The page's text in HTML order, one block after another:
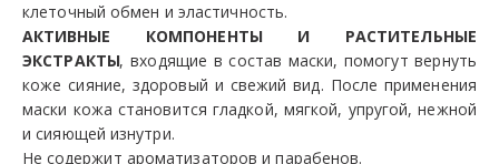
клеточный обмен и эластичность.
АКТИВНЫЕ КОМПОНЕНТЫ И РАСТИТЕЛЬНЫЕ
ЭКСТРАКТЫ, входящие в состав маски, помогут вернуть
коже сияние, здоровый и свежий вид. После применения
маски кожа становится гладкой, мягкой, упругой, нежной
и сияющей изнутри.
Не содержит ароматизаторов и парабенов.